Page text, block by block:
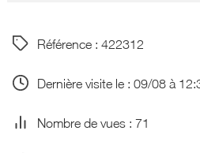
Référence : 422312
Dernière visite le : 09/08 à
Nombre de vues : 71